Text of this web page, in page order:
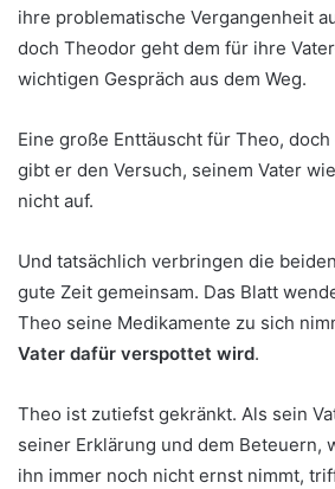
ihre problematische Vergangenheit
doch Theodor geht dem für ihre
wichtigen Gespräch aus dem Weg.
Eine große Enttäuscht für Theo,
gibt er den Versuch, seinem Vater
nicht auf.
Und tatsächlich verbringen die
gute Zeit gemeinsam. Das Blatt
Theo seine Medikamente zu sich
Vater dafür verspottet wird.
Theo ist zutiefst gekränkt. Als sein
seiner Erklärung und dem Beteuern,
ihn immer noch nicht ernst nimmt,